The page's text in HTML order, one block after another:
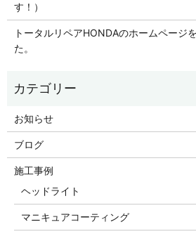
す！）
トータルリペアHONDAのホームページ
た。
お知らせ
ブログ
施工事例
ヘッドライト
マニキュアコーティング